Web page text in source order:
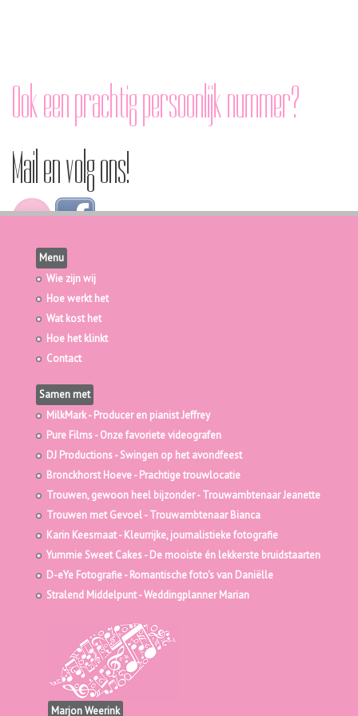
Ook een prachtig persoonlijk nummer?
Mail en volg ons!
Menu
Wie zijn wij
Hoe werkt het
Wat kost het
Hoe het klinkt
Contact
Samen met
MilkMark- Producer en pianist Jeffrey
Pure Films- Onze favoriete videografen
DJ Productions- Swingen op het avondfeest
Bronckhorst Hoeve- Prachtige trouwlocatie
Trouwen, gewoon heel bijzonder- Trouwambtenaar Jeanette
Trouwen met Gevoel- Trouwambtenaar Bianca
Karin Keesmaat- Kleurrijke, journalistieke fotografie
Yummie Sweet Cakes- De mooiste én lekkerste bruidstaarten
D-eYe Fotografie- Romantische foto's van Daniëlle
Stralend Middelpunt- Weddingplanner Marian
Marjon Weerink